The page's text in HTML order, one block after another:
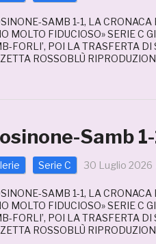
SAMB 1-1, LA
MOLTO FIDUCIOSO» SERIE C
FORLI’, POI LA TRASFERTA
ROSSOBLÙ
Samb 1-
Serie C 30 Luglio 2026
SAMB 1-1, LA
MOLTO FIDUCIOSO» SERIE C
FORLI’, POI LA TRASFERTA
ROSSOBLÙ